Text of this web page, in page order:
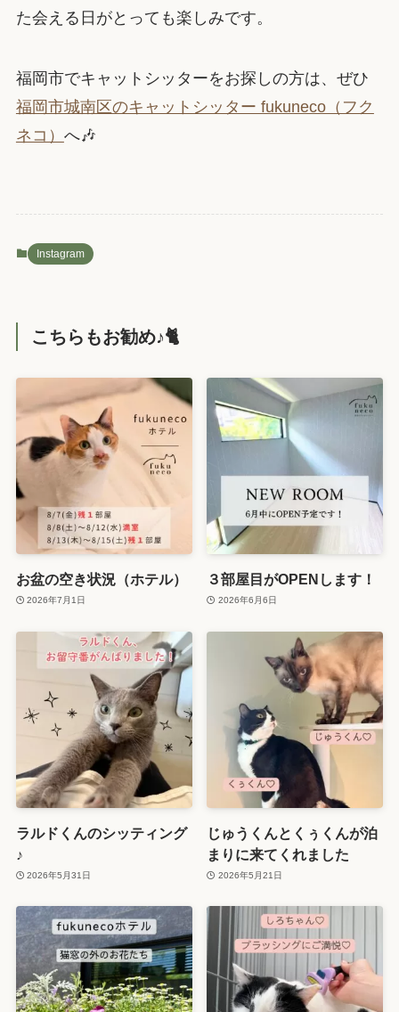
た会える日がとっても楽しみです。
福岡市でキャットシッターをお探しの方は、ぜひ
福岡市城南区のキャットシッター fukuneco（フク
ネコ） へ🎶
Instagram
こちらもお勧め♪🐈️
お盆の空き状況（ホテル）
2026年7月1日
３部屋目がOPENします！
2026年6月6日
ラルドくんのシッティング
♪
2026年5月31日
じゅうくんとくぅくんが泊
まりに来てくれました
2026年5月21日